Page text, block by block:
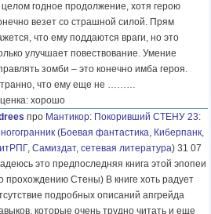
целом годное продолжение, хотя герою
везет со страшной силой. Прям
что ему поддаются враги, но это
улучшает повествование. Умение
зомби – это конечно имба героя.
что ему еще не ………
хорошо
про Мантикор: Покоривший СТЕНУ 23:
(Боевая фантастика, Киберпанк,
, Самиздат, сетевая литература) 31 07
это предпоследняя книга этой эпопеи
прохождению Стены) В книге хоть радует
подробных описаний апгрейда
которые очень трудно читать и еще